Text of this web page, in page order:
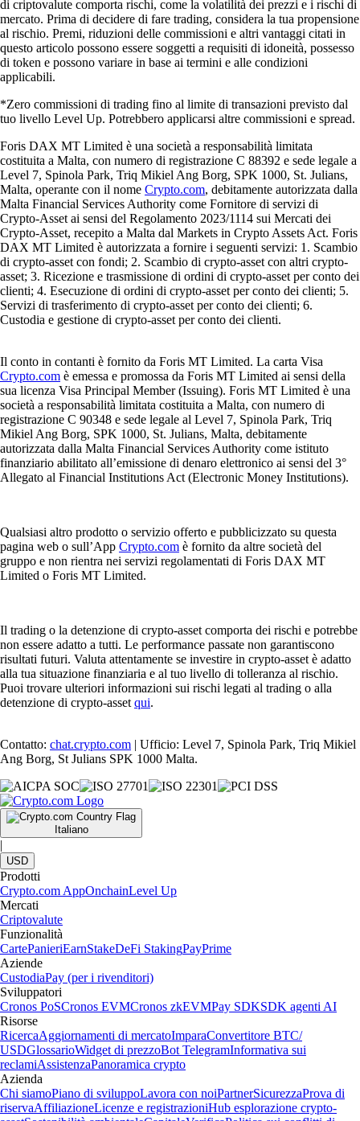
di criptovalute comporta rischi, come la volatilità dei prezzi e i rischi di
mercato. Prima di decidere di fare trading, considera la tua propensione
al rischio. Premi, riduzioni delle commissioni e altri vantaggi citati in
questo articolo possono essere soggetti a requisiti di idoneità, possesso
di token e possono variare in base ai termini e alle condizioni
applicabili.
*Zero commissioni di trading fino al limite di transazioni previsto dal
tuo livello Level Up. Potrebbero applicarsi altre commissioni e spread.
Foris DAX MT Limited è una società a responsabilità limitata
costituita a Malta, con numero di registrazione C 88392 e sede legale a
Level 7, Spinola Park, Triq Mikiel Ang Borg, SPK 1000, St. Julians,
Malta, operante con il nome Crypto.com, debitamente autorizzata dalla
Malta Financial Services Authority come Fornitore di servizi di
Crypto-Asset ai sensi del Regolamento 2023/1114 sui Mercati dei
Crypto-Asset, recepito a Malta dal Markets in Crypto Assets Act. Foris
DAX MT Limited è autorizzata a fornire i seguenti servizi: 1. Scambio
di crypto-asset con fondi; 2. Scambio di crypto-asset con altri crypto-
asset; 3. Ricezione e trasmissione di ordini di crypto-asset per conto dei
clienti; 4. Esecuzione di ordini di crypto-asset per conto dei clienti; 5.
Servizi di trasferimento di crypto-asset per conto dei clienti; 6.
Custodia e gestione di crypto-asset per conto dei clienti.
Il conto in contanti è fornito da Foris MT Limited. La carta Visa
Crypto.com è emessa e promossa da Foris MT Limited ai sensi della
sua licenza Visa Principal Member (Issuing). Foris MT Limited è una
società a responsabilità limitata costituita a Malta, con numero di
registrazione C 90348 e sede legale al Level 7, Spinola Park, Triq
Mikiel Ang Borg, SPK 1000, St. Julians, Malta, debitamente
autorizzata dalla Malta Financial Services Authority come istituto
finanziario abilitato all’emissione di denaro elettronico ai sensi del 3°
Allegato al Financial Institutions Act (Electronic Money Institutions).
Qualsiasi altro prodotto o servizio offerto e pubblicizzato su questa
pagina web o sull’App Crypto.com è fornito da altre società del
gruppo e non rientra nei servizi regolamentati di Foris DAX MT
Limited o Foris MT Limited.
Il trading o la detenzione di crypto-asset comporta dei rischi e potrebbe
non essere adatto a tutti. Le performance passate non garantiscono
risultati futuri. Valuta attentamente se investire in crypto-asset è adatto
alla tua situazione finanziaria e al tuo livello di tolleranza al rischio.
Puoi trovare ulteriori informazioni sui rischi legati al trading o alla
detenzione di crypto-asset qui.
Contatto: chat.crypto.com | Ufficio: Level 7, Spinola Park, Triq Mikiel
Ang Borg, St Julians SPK 1000 Malta.
Italiano
|
USD
Prodotti
Crypto.com AppOnchainLevel Up
Mercati
Criptovalute
Funzionalità
CartePanieriEarnStakeDeFi StakingPayPrime
Aziende
CustodiaPay (per i rivenditori)
Sviluppatori
Cronos PoSCronos EVMCronos zkEVMPay SDKSDK agenti AI
Risorse
RicercaAggiornamenti di mercatoImparaConvertitore BTC/
USDGlossarioWidget di prezzoBot TelegramInformativa sui
reclamiAssistenzaPanoramica crypto
Azienda
Chi siamoPiano di sviluppoLavora con noiPartnerSicurezzaProva di
riservaAffiliazioneLicenze e registrazioniHub esplorazione crypto-